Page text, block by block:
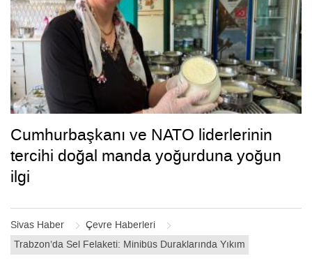
Sivas Haber
Çevre Haberleri
Trabzon’da Sel Felaketi: Minibüs Duraklarında Yıkım
Cumhurbaşkanı ve NATO liderlerinin
tercihi doğal manda yoğurduna yoğun
ilgi